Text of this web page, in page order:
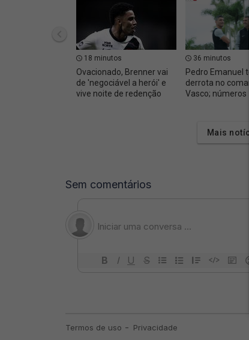
18 minutos
Ovacionado, Brenner vai
de 'negociável a herói' e
vive noite de redenção
36 minutos
Pedro Emanuel
derrota no
Vasco; números
Mais